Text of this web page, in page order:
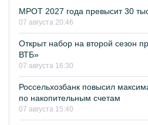
МРОТ 2027 года превысит 30
07 августа 20:46
Открыт набор на второй сезон
ВТБ»
07 августа 16:30
Россельхозбанк повысил
по накопительным счетам
07 августа 15:40